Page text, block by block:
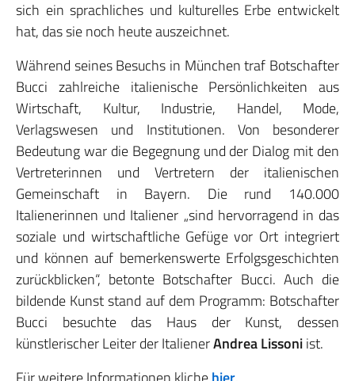
sich ein sprachliches und kulturelles Erbe entwickelt
hat, das sie noch heute auszeichnet.
Während seines Besuchs in München traf Botschafter
Bucci zahlreiche italienische Persönlichkeiten aus
Wirtschaft, Kultur, Industrie, Handel, Mode,
Verlagswesen und Institutionen. Von besonderer
Bedeutung war die Begegnung und der Dialog mit den
Vertreterinnen und Vertretern der italienischen
Gemeinschaft in Bayern. Die rund 140.000
Italienerinnen und Italiener „sind hervorragend in das
soziale und wirtschaftliche Gefüge vor Ort integriert
und können auf bemerkenswerte Erfolgsgeschichten
zurückblicken“, betonte Botschafter Bucci. Auch die
bildende Kunst stand auf dem Programm: Botschafter
Bucci besuchte das Haus der Kunst, dessen
künstlerischer Leiter der ItalienerAndrea Lissoniist.